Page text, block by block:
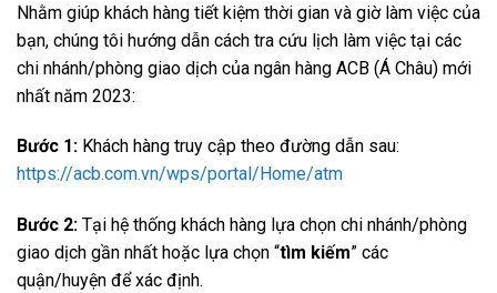
Nhằm giúp khách hàng tiết kiệm thời gian và giờ làm việc của
bạn, chúng tôi hướng dẫn cách tra cứu lịch làm việc tại các
chi nhánh/phòng giao dịch của ngân hàng ACB (Á Châu) mới
nhất năm 2023:
Bước 1: Khách hàng truy cập theo đường dẫn sau:
https://acb.com.vn/wps/portal/Home/atm
Bước 2: Tại hệ thống khách hàng lựa chọn chi nhánh/phòng
giao dịch gần nhất hoặc lựa chọn “tìm kiếm” các
quận/huyện để xác định.